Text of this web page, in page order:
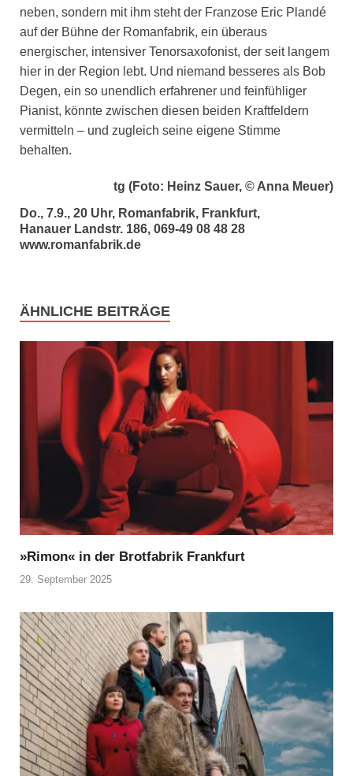
neben, sondern mit ihm steht der Franzose Eric Plandé
auf der Bühne der Romanfabrik, ein überaus
energischer, intensiver Tenorsaxofonist, der seit langem
hier in der Region lebt. Und niemand besseres als Bob
Degen, ein so unendlich erfahrener und feinfühliger
Pianist, könnte zwischen diesen beiden Kraftfeldern
vermitteln – und zugleich seine eigene Stimme
behalten.
tg (Foto: Heinz Sauer, © Anna Meuer)
Do., 7.9., 20 Uhr, Romanfabrik, Frankfurt,
Hanauer Landstr. 186, 069-49 08 48 28
www.romanfabrik.de
ÄHNLICHE BEITRÄGE
»Rimon« in der Brotfabrik Frankfurt
29. September 2025